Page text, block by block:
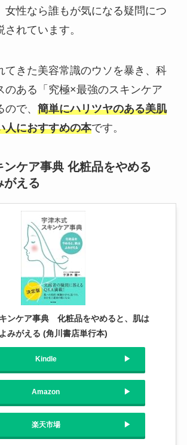
女性なら誰もが気になる疑問につ
れています。
てきた美容常識のウソを暴き、科
のある「究極×最強のスキンケア
で、 簡単にハリツヤのある美肌
人におすすめの本です。
ンケア事典 化粧品をやめる
がえる
ンケア事典 化粧品をやめると、肌は
よみがえる (角川書店単行本)
Kindle
Amazon
楽天市場